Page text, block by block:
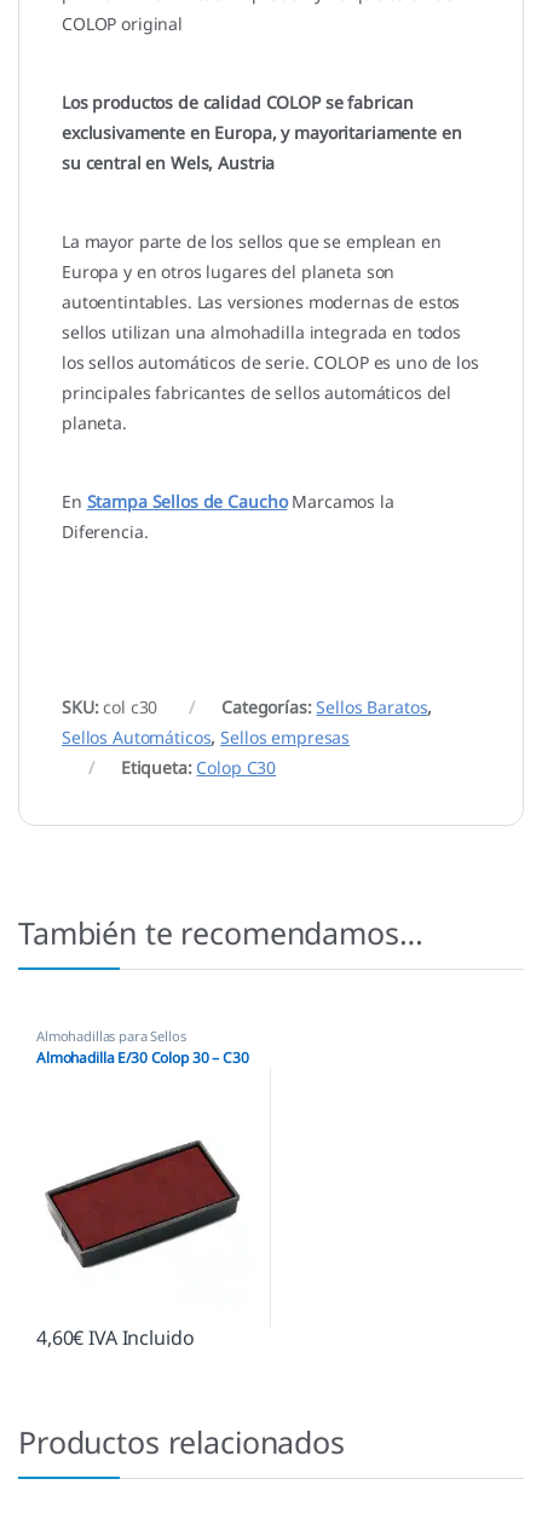
COLOP original
Los productos de calidad COLOP se fabrican
exclusivamente en Europa, y mayoritariamente en
su central en Wels, Austria
La mayor parte de los sellos que se emplean en
Europa y en otros lugares del planeta son
autoentintables. Las versiones modernas de estos
sellos utilizan una almohadilla integrada en todos
los sellos automáticos de serie. COLOP es uno de los
principales fabricantes de sellos automáticos del
planeta.
En Stampa Sellos de CauchoMarcamos la
Diferencia.
SKU:col c30 Categorías:Sellos Baratos,
Sellos Automáticos,Sellos empresas
Etiqueta: Colop C30
También te recomendamos…
Almohadillas para Sellos
Automáticos ,Almohadillas Colop,
Almohadillas Ecológicas
Almohadilla E/30 Colop 30 – C30
4,60€IVA Incluido
Productos relacionados